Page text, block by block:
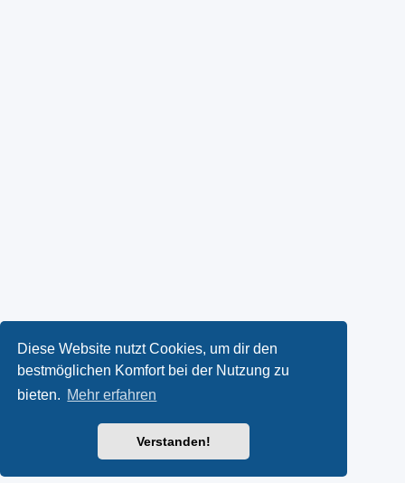
Diese Website nutzt Cookies, um dir den
bestmöglichen Komfort bei der Nutzung zu
bieten. Mehr erfahren
Verstanden!